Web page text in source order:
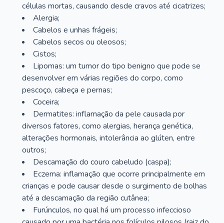
células mortas, causando desde cravos até cicatrizes;
Alergia;
Cabelos e unhas frágeis;
Cabelos secos ou oleosos;
Cistos;
Lipomas: um tumor do tipo benigno que pode se
desenvolver em várias regiões do corpo, como
pescoço, cabeça e pernas;
Coceira;
Dermatites: inflamação da pele causada por
diversos fatores, como alergias, herança genética,
alterações hormonais, intolerância ao glúten, entre
outros;
Descamação do couro cabeludo (caspa);
Eczema: inflamação que ocorre principalmente em
crianças e pode causar desde o surgimento de bolhas
até a descamação da região cutânea;
Furúnculos, no qual há um processo infeccioso